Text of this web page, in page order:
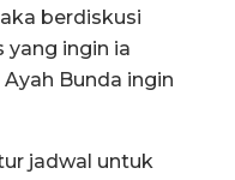
berdiskusi
yang ingin ia
Bunda ingin
jadwal untuk